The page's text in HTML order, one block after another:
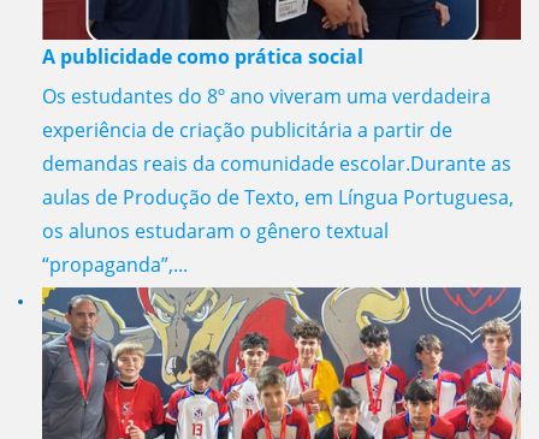
A publicidade como prática social
Os estudantes do 8º ano viveram uma verdadeira
experiência de criação publicitária a partir de
demandas reais da comunidade escolar.Durante as
aulas de Produção de Texto, em Língua Portuguesa,
os alunos estudaram o gênero textual
“propaganda”,...